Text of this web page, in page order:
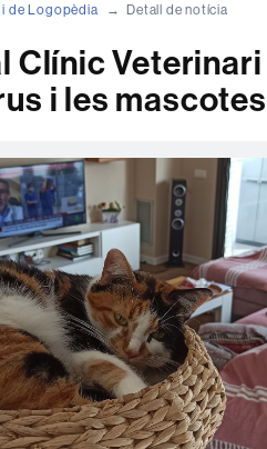
de Logopèdia Detall de notícia
Clínic
i les mascotes